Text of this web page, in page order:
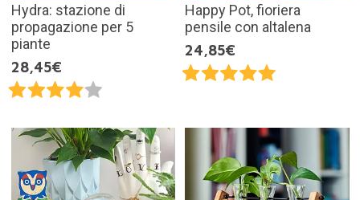
Hydra: stazione di
propagazione per 5
piante
28,45€
Happy Pot, fioriera
pensile con altalena
24,85€